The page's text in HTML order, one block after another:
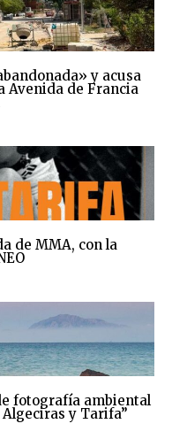
y acusa
Avenida de Francia
de MMA, con la
fotografía ambiental
y Tarifa”